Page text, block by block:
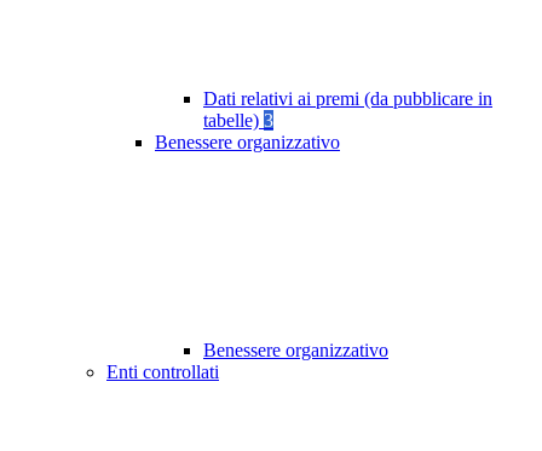
Dati relativi ai premi (da pubblicare in
tabelle) 3
Benessere organizzativo
Benessere organizzativo
Enti controllati